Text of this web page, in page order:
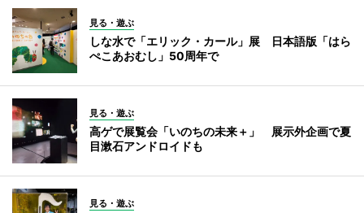
見る・遊ぶ
しな水で「エリック・カール」展 日本語版「はら
ぺこあおむし」50周年で
見る・遊ぶ
高ゲで展覧会「いのちの未来＋」 展示外企画で夏
目漱石アンドロイドも
見る・遊ぶ